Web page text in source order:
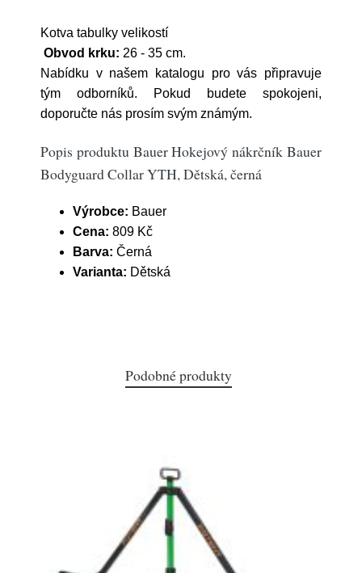
Kotva tabulky velikostí
Obvod krku: 26 - 35 cm.
Nabídku v našem katalogu pro vás připravuje
tým odborníků. Pokud budete spokojeni,
doporučte nás prosím svým známým.
Popis produktu Bauer Hokejový nákrčník Bauer
Bodyguard Collar YTH, Dětská, černá
Výrobce: Bauer
Cena: 809 Kč
Barva: Černá
Varianta: Dětská
Podobné produkty